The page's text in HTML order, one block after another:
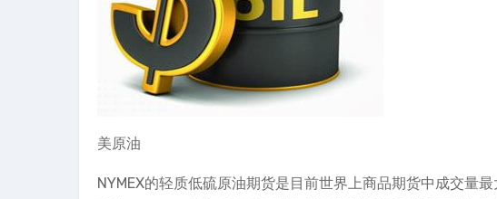
美原油
NYMEX的轻质低硫原油期货是目前世界上商品期货中成交量